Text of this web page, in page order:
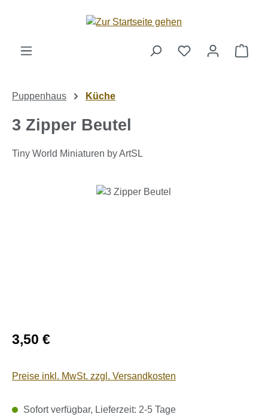
Zum Hauptinhalt springen
Puppenhaus Küche
3 Zipper Beutel
Tiny World Miniaturen by ArtSL
Bildergalerie überspringen
Regulärer Preis:
3,50 €
Preise inkl. MwSt. zzgl. Versandkosten
Sofort verfügbar, Lieferzeit: 2-5 Tage